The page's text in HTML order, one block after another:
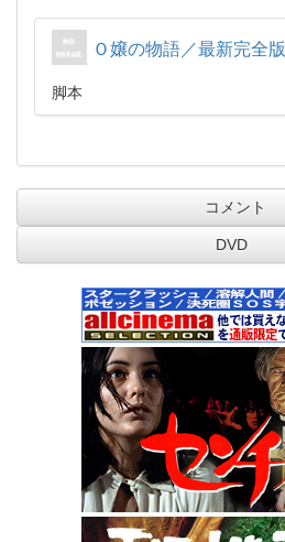
Ｏ嬢の物語／最新完全版
脚本
コメント
DVD